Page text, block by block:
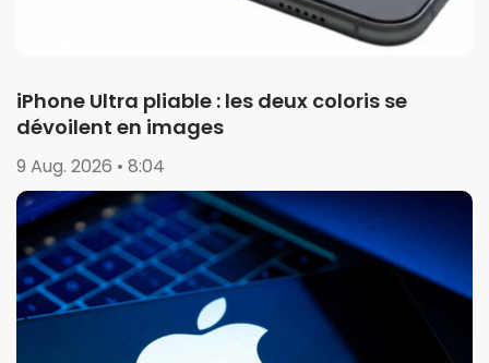
iPhone Ultra pliable : les deux coloris se
dévoilent en images
9 Aug. 2026 • 8:04